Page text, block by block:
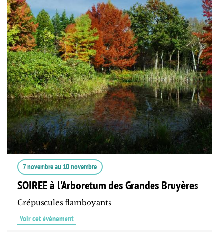
7 novembreau 10 novembre
SOIREE à l'Arboretum des Grandes Bruyères
Crépuscules flamboyants
Voir cet événement